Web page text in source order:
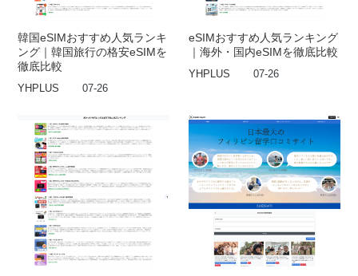
韓国eSIMおすすめ人気ランキ
ング｜韓国旅行の格安eSIMを
徹底比較
YHPLUS 07-26
eSIMおすすめ人気ランキング
｜海外・国内eSIMを徹底比較
YHPLUS 07-26